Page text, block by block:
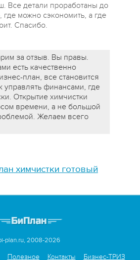
Все детали проработаны до
можно сэкономить, а где
Спасибо.
за отзыв. Вы правы.
есть качественно
план, все становится
управлять финансами, где
Открытие химчистки
времени, а не большой
Желаем всего
химчистки готовый
plan.ru, 2008-2026
Полезное Контакты Бизнес-ТРИЗ